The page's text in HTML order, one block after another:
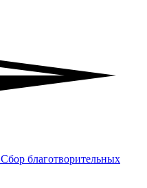
Сбор благотворительных